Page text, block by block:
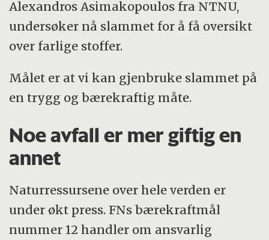
Alexandros Asimakopoulos fra NTNU,
undersøker nå slammet for å få oversikt
over farlige stoffer.
Målet er at vi kan gjenbruke slammet på
en trygg og bærekraftig måte.
Noe avfall er mer giftig en
annet
Naturressursene over hele verden er
under økt press. FNs bærekraftmål
nummer 12 handler om ansvarlig